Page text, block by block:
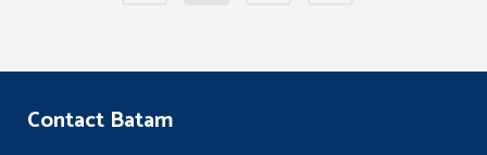
Contact Batam